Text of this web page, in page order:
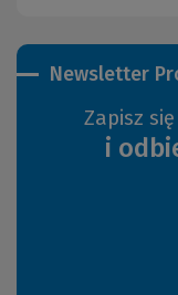
Newsletter
Zapisz
i